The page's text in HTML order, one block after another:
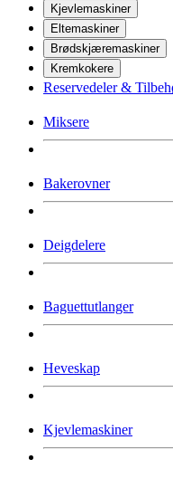
Kjevlemaskiner
Eltemaskiner
Brødskjæremaskiner
Kremkokere
Reservedeler &
Miksere
Bakerovner
Deigdelere
Baguettutlanger
Heveskap
Kjevlemaskiner